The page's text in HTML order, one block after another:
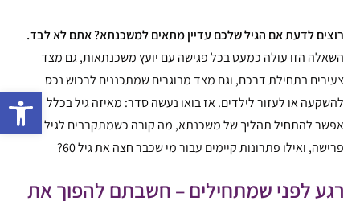
רוצים לדעת אם הגיל שלכם עדיין מתאים למשכנתא? אתם לא לבד.
השאלה הזו עולה כמעט בכל פגישה עם יועץ משכנתאות, גם מצד
צעירים בתחילת דרכם, וגם מצד מבוגרים שמתכננים לרכוש נכס
להשקעה או לעזור לילדים. אז בואו נעשה סדר: מאיזה גיל בכלל
אפשר להתחיל תהליך של משכנתא, מה קורה כשמתקרבים לגיל
פרישה, ואילו פתרונות קיימים עבור מי שכבר חצה את גיל 60?
רגע לפני שמתחילים – חשבתם להפוך את